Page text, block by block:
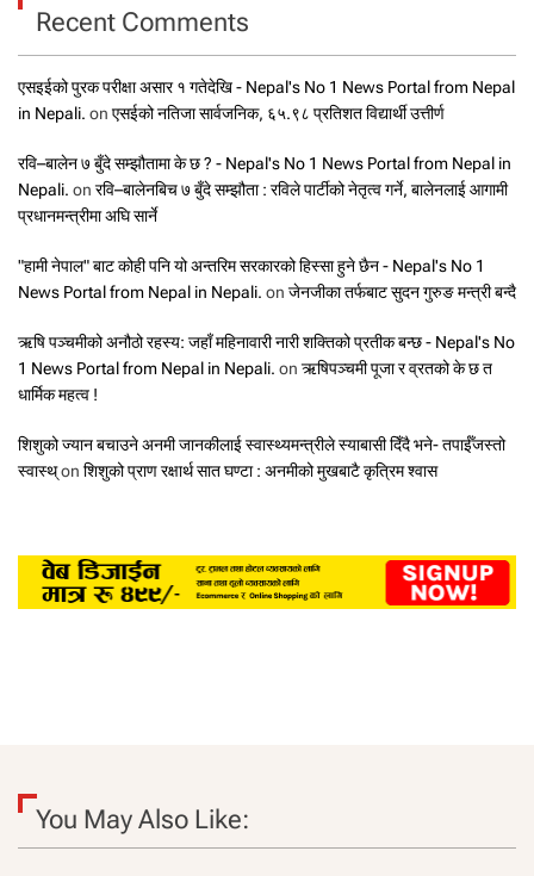
Recent Comments
एसइईको पुरक परीक्षा असार १ गतेदेखि - Nepal's No 1 News Portal from Nepal
in Nepali. on एसईको नतिजा सार्वजनिक, ६५.९८ प्रतिशत विद्यार्थी उत्तीर्ण
रवि–बालेन ७ बुँदे सम्झौतामा के छ ? - Nepal's No 1 News Portal from Nepal in
Nepali. on रवि–बालेनबिच ७ बुँदे सम्झौता : रविले पार्टीको नेतृत्व गर्ने, बालेनलाई आगामी
प्रधानमन्त्रीमा अघि सार्ने
"हामी नेपाल" बाट कोही पनि यो अन्तरिम सरकारको हिस्सा हुने छैन - Nepal's No 1
News Portal from Nepal in Nepali. on जेनजीका तर्फबाट सुदन गुरुङ मन्त्री बन्दै
ऋषि पञ्चमीको अनौठो रहस्य: जहाँ महिनावारी नारी शक्तिको प्रतीक बन्छ - Nepal's No
1 News Portal from Nepal in Nepali. on ऋषिपञ्चमी पूजा र व्रतको के छ त
धार्मिक महत्व !
शिशुको ज्यान बचाउने अनमी जानकीलाई स्वास्थ्यमन्त्रीले स्याबासी दिँदै भने- तपाईँजस्तो
स्वास्थ्on शिशुको प्राण रक्षार्थ सात घण्टा : अनमीको मुखबाटै कृत्रिम श्वास
You May Also Like: